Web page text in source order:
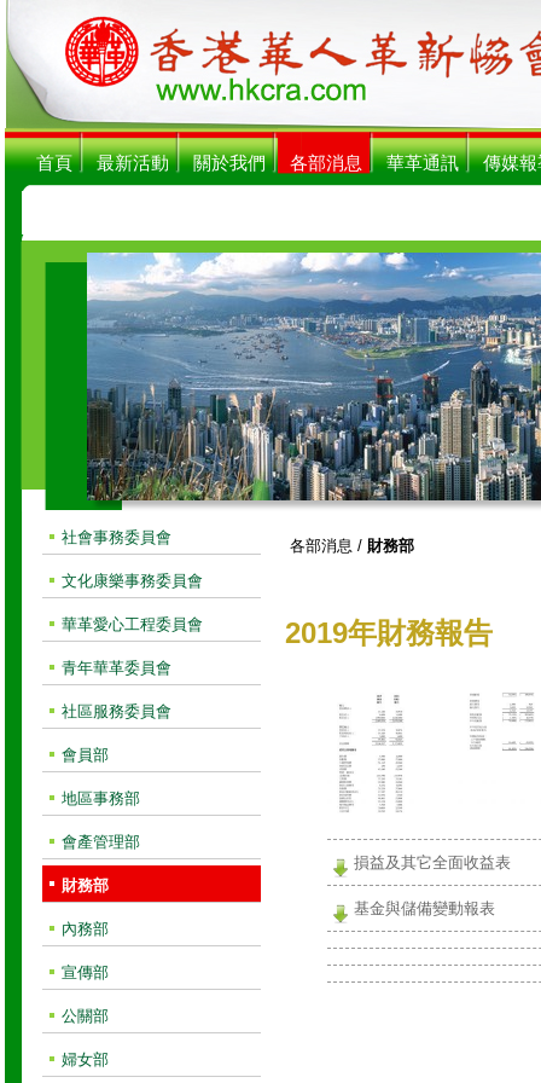
首頁 最新活動 關於我們 各部消息 華革通訊 傳媒報
社會事務委員會
文化康樂事務委員會
華革愛心工程委員會
青年華革委員會
社區服務委員會
會員部
地區事務部
會產管理部
財務部
內務部
宣傳部
公關部
婦女部
各部消息 / 財務部
2019年財務報告
損益及其它全面收益表
基金與儲備變動報表